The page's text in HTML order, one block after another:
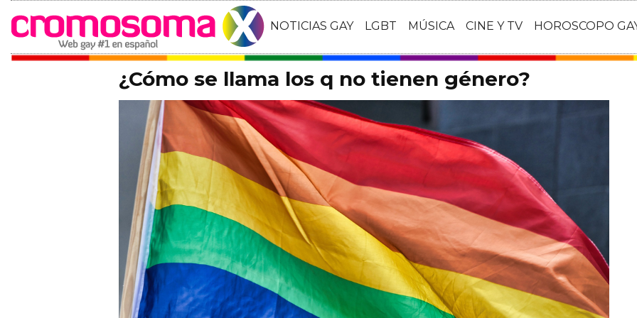
NOTICIAS GAY LGBT MÚSICA CINE Y TV HOROSCOPO
¿Cómo se llama los q no tienen género?